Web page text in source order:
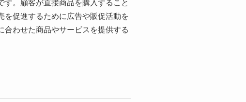
。顧客が直接商品を購入すること
を促進するために広告や販促活動を
わせた商品やサービスを提供する